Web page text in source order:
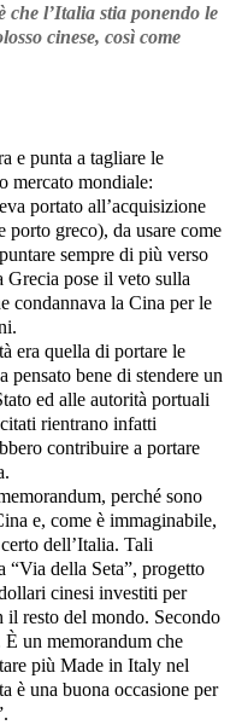
che l’Italia stia ponendo le
cinese, così come
e punta a tagliare le
mercato mondiale:
portato all’acquisizione
greco), da usare come
sempre di più verso
Grecia pose il veto sulla
condannava la Cina per le
era quella di portare le
pensato bene di stendere un
ed alle autorità portuali
rientrano infatti
contribuire a portare
perché sono
e, come è immaginabile,
dell’Italia. Tali
“Via della Seta”, progetto
cinesi investiti per
il resto del mondo. Secondo
un memorandum che
più Made in Italy nel
è una buona occasione per